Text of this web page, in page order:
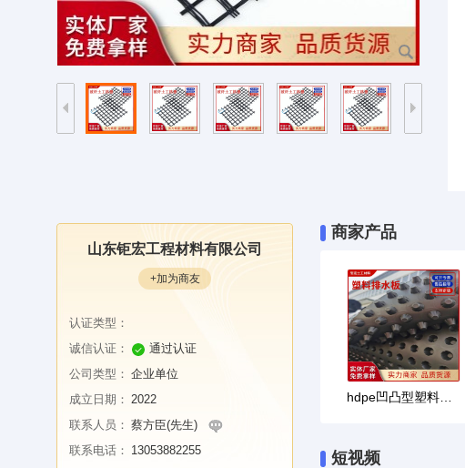
山东钜宏工程材料有限公司
+加为商友
认证类型：
诚信认证：
通过认证
公司类型： 企业单位
成立日期： 2022
联系人员： 蔡方臣(先生)
联系电话： 13053882255
商家产品
短视频